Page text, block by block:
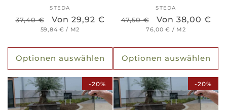
Anbieter:
STEDA
Normaler
37,40 € Verkaufspreis
Von 29,92 €
STÜCKPREIS
59,84 € / PRO
M2
Optionen auswählen
Anbieter:
STEDA
Normaler
47,50 € Verkaufspreis
Von 38,00 €
STÜCKPREIS
76,00 € / PRO
M2
Optionen auswählen
-20% -20%